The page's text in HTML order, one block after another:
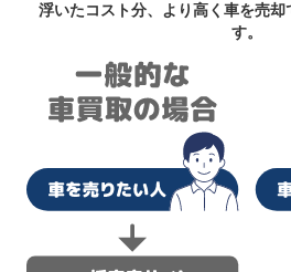
浮いたコスト分、より高く車を売却
す。